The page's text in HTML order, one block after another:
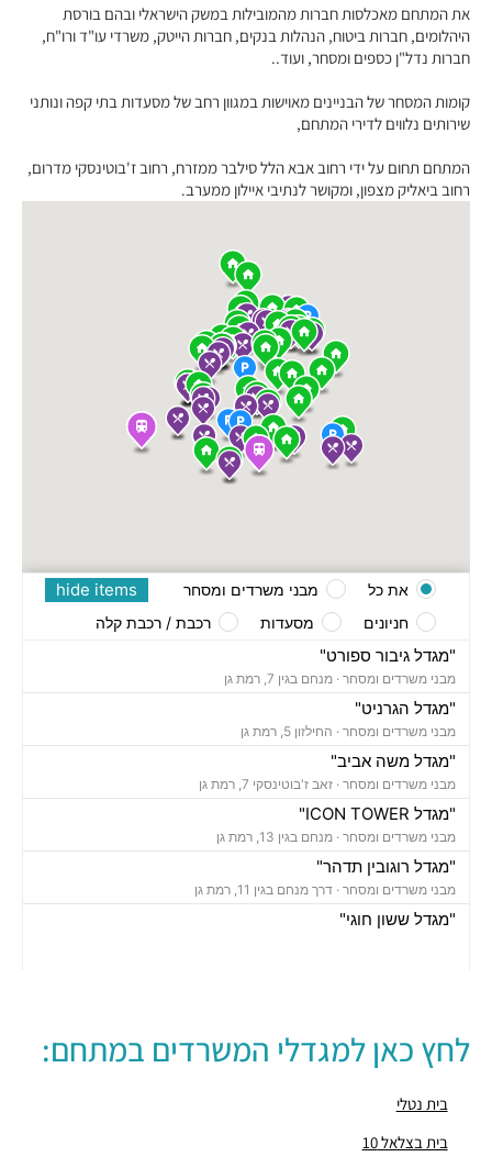
את המתחם מאכלסות חברות מהמובילות במשק הישראלי ובהם בורסת
היהלומים, חברות ביטוח, הנהלות בנקים, חברות הייטק, משרדי עו"ד ורו"ח,
חברות נדל"ן כספים ומסחר, ועוד..
קומות המסחר של הבניינים מאוישות במגוון רחב של מסעדות בתי קפה ונותני
שירותים נלווים לדירי המתחם,
המתחם תחום על ידי רחוב אבא הלל סילבר ממזרח, רחוב ז'בוטינסקי מדרום,
רחוב ביאליק מצפון, ומקושר לנתיבי איילון ממערב.
"מגדל גיבור ספורט"
מבני משרדים ומסחר · מנחם בגין 7, רמת גן
"מגדל הגרניט"
מבני משרדים ומסחר · החילזון 5, רמת גן
"מגדל משה אביב"
מבני משרדים ומסחר · זאב ז'בוטינסקי 7, רמת גן
"מגדל ICON TOWER"
מבני משרדים ומסחר · מנחם בגין 13, רמת גן
"מגדל רוגובין תדהר"
מבני משרדים ומסחר · דרך מנחם בגין 11, רמת גן
"מגדל ששון חוגי"
מבני משרדים ומסחר ·זאב ז'בוטינסקי 2, רמת גן
מבני משרדים ומסחר ·
מבני משרדים ומסחר ·
hide items את כל
מבני משרדים ומסחר
חניונים
מסעדות רכבת / רכבת קלה
לחץ כאן למגדלי המשרדים במתחם:
בית נטלי
בית בצלאל 10